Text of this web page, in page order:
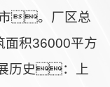
。厂区总
积36000平方
历史：上